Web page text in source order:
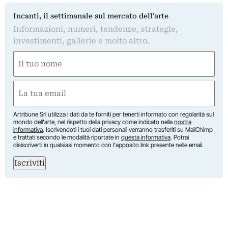
Incanti, il settimanale sul mercato dell'arte
Informazioni, numeri, tendenze, strategie,
investimenti, gallerie e molto altro.
(Obbligatorio)
Nome
(Obbligatorio)
Artribune Srl utilizza i dati da te forniti per tenerti informato con regolarità sul
mondo dell'arte, nel rispetto della privacy come indicato nella nostra
informativa. Iscrivendoti i tuoi dati personali verranno trasferiti su MailChimp
e trattati secondo le modalità riportate in questa informativa. Potrai
disiscriverti in qualsiasi momento con l'apposito link presente nelle email.
Iscriviti